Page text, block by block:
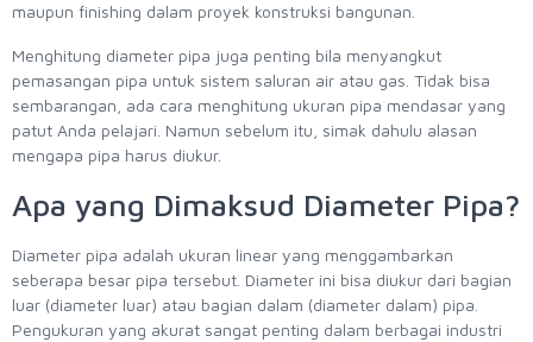
maupun finishing dalam proyek konstruksi bangunan.
Menghitung diameter pipa juga penting bila menyangkut
pemasangan pipa untuk sistem saluran air atau gas. Tidak bisa
sembarangan, ada cara menghitung ukuran pipa mendasar yang
patut Anda pelajari. Namun sebelum itu, simak dahulu alasan
mengapa pipa harus diukur.
Apa yang Dimaksud Diameter Pipa?
Diameter pipa adalah ukuran linear yang menggambarkan
seberapa besar pipa tersebut. Diameter ini bisa diukur dari bagian
luar (diameter luar) atau bagian dalam (diameter dalam) pipa.
Pengukuran yang akurat sangat penting dalam berbagai industri